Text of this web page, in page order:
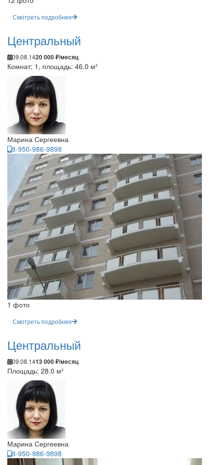
Смотреть подробнее
Центральный
09.08.1420 000 ₽/месяц
Комнат: 1, площадь: 46.0 м²
Марина Сергеевна
8-950-986-9898
1 фото
Смотреть подробнее
Центральный
09.08.1413 000 ₽/месяц
Площадь: 28.0 м²
Марина Сергеевна
8-950-986-9898